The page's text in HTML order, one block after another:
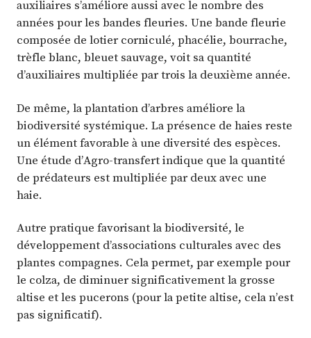
auxiliaires s’améliore aussi avec le nombre des
années pour les bandes fleuries. Une bande fleurie
composée de lotier corniculé, phacélie, bourrache,
trèfle blanc, bleuet sauvage, voit sa quantité
d’auxiliaires multipliée par trois la deuxième année.
De même, la plantation d’arbres améliore la
biodiversité systémique. La présence de haies reste
un élément favorable à une diversité des espèces.
Une étude d’Agro-transfert indique que la quantité
de prédateurs est multipliée par deux avec une
haie.
Autre pratique favorisant la biodiversité, le
développement d’associations culturales avec des
plantes compagnes. Cela permet, par exemple pour
le colza, de diminuer significativement la grosse
altise et les pucerons (pour la petite altise, cela n’est
pas significatif).